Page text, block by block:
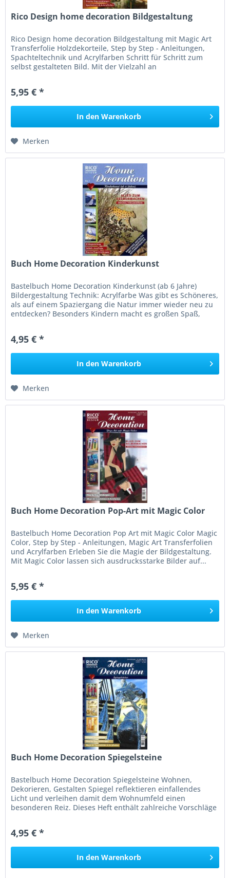
Rico Design home decoration Bildgestaltung
Rico Design home decoration Bildgestaltung mit Magic Art
Transferfolie Holzdekorteile, Step by Step - Anleitungen,
Spachteltechnik und Acrylfarben Schritt für Schritt zum
selbst gestalteten Bild. Mit der Vielzahl an
5,95 € *
In den Warenkorb
Merken
Buch Home Decoration Kinderkunst
Bastelbuch Home Decoration Kinderkunst (ab 6 Jahre)
Bildergestaltung Technik: Acrylfarbe Was gibt es Schöneres,
als auf einem Spaziergang die Natur immer wieder neu zu
entdecken? Besonders Kindern macht es großen Spaß,
4,95 € *
In den Warenkorb
Merken
Buch Home Decoration Pop-Art mit Magic Color
Bastelbuch Home Decoration Pop Art mit Magic Color Magic
Color, Step by Step - Anleitungen, Magic Art Transferfolien
und Acrylfarben Erleben Sie die Magie der Bildgestaltung.
Mit Magic Color lassen sich ausdrucksstarke Bilder auf...
5,95 € *
In den Warenkorb
Merken
Buch Home Decoration Spiegelsteine
Bastelbuch Home Decoration Spiegelsteine Wohnen,
Dekorieren, Gestalten Spiegel reflektieren einfallendes
Licht und verleihen damit dem Wohnumfeld einen
besonderen Reiz. Dieses Heft enthält zahlreiche Vorschläge
4,95 € *
In den Warenkorb